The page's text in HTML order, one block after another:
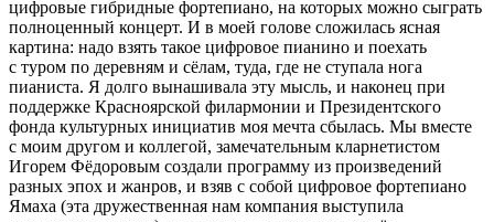
цифровые гибридные фортепиано, на которых можно сыграть
полноценный концерт. И в моей голове сложилась ясная
картина: надо взять такое цифровое пианино и поехать
с туром по деревням и сёлам, туда, где не ступала нога
пианиста. Я долго вынашивала эту мысль, и наконец при
поддержке Красноярской филармонии и Президентского
фонда культурных инициатив моя мечта сбылась. Мы вместе
с моим другом и коллегой, замечательным кларнетистом
Игорем Фёдоровым создали программу из произведений
разных эпох и жанров, и взяв с собой цифровое фортепиано
Ямаха (эта дружественная нам компания выступила